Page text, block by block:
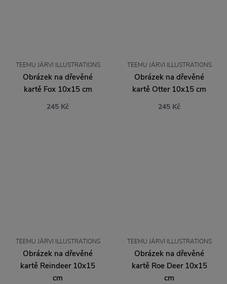
TEEMU JÄRVI ILLUSTRATIONS
Obrázek na dřevěné
kartě Fox 10x15 cm
245 Kč
TEEMU JÄRVI ILLUSTRATIONS
Obrázek na dřevěné
kartě Otter 10x15 cm
245 Kč
TEEMU JÄRVI ILLUSTRATIONS
Obrázek na dřevěné
kartě Reindeer 10x15
cm
TEEMU JÄRVI ILLUSTRATIONS
Obrázek na dřevěné
kartě Roe Deer 10x15
cm